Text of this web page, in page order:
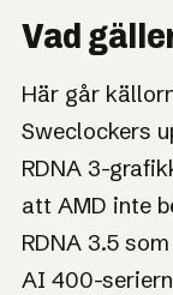
Vad
Här går
Sweclockers
RDNA 3-
att AMD inte
RDNA 3.5
AI 400-